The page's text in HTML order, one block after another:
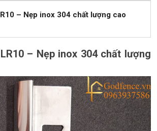
– Nẹp inox 304 chất lượng cao
– Nẹp inox 304 chất lượng